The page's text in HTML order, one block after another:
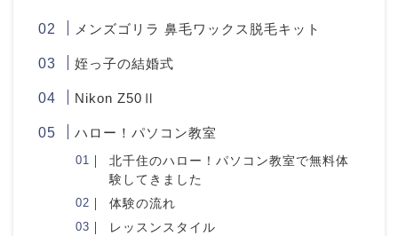
メンズゴリラ 鼻毛ワックス脱毛キット
姪っ子の結婚式
Nikon Z50Ⅱ
ハロー！パソコン教室
北千住のハロー！パソコン教室で無料体
験してきました
体験の流れ
レッスンスタイル